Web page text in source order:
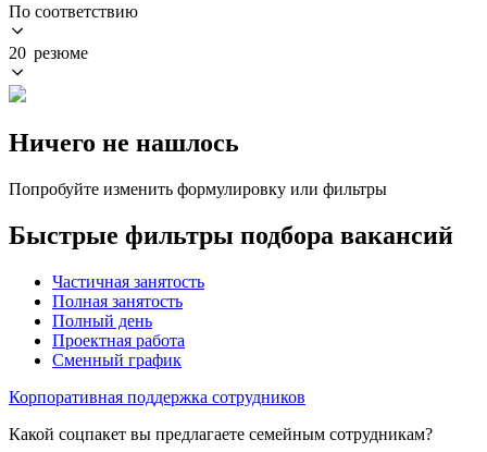
По соответствию
20 резюме
Ничего не нашлось
Попробуйте изменить формулировку или фильтры
Быстрые фильтры подбора вакансий
Частичная занятость
Полная занятость
Полный день
Проектная работа
Сменный график
Корпоративная поддержка сотрудников
Какой соцпакет вы предлагаете семейным сотрудникам?